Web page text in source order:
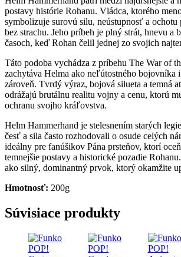
postavy histórie Rohanu. Vládca, ktorého
symbolizuje surovú silu, neústupnosť a ochotu
bez strachu. Jeho príbeh je plný strát, hnevu a
časoch, keď Rohan čelil jednej zo svojich
Táto podoba vychádza z príbehu The War of
zachytáva Helma ako neľútostného bojovníka
zároveň. Tvrdý výraz, bojová silueta a temná
odrážajú brutálnu realitu vojny a cenu, ktorú
ochranu svojho kráľovstva.
Helm Hammerhand je stelesnením starých
česť a sila často rozhodovali o osude celých
ideálny pre fanúšikov Pána prsteňov, ktorí
temnejšie postavy a historické pozadie
ako silný, dominantný prvok, ktorý okamžite
Hmotnosť: 200g
Súvisiace produkty